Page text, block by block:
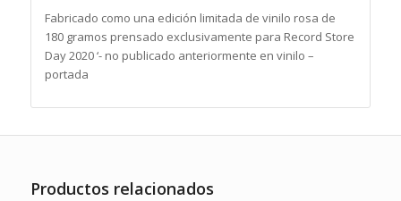
Fabricado como una edición limitada de vinilo rosa de
180 gramos prensado exclusivamente para Record Store
Day 2020 ‘- no publicado anteriormente en vinilo –
portada
Productos relacionados